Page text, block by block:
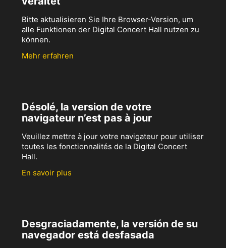
Bitte aktualisieren Sie Ihre Browser-Version, um
alle Funktionen der Digital Concert Hall nutzen zu
können.
Mehr erfahren
Désolé, la version de votre
navigateur n’est pas à jour
Veuillez mettre à jour votre navigateur pour utiliser
toutes les fonctionnalités de la Digital Concert
Hall.
En savoir plus
Desgraciadamente, la versión de su
navegador está desfasada